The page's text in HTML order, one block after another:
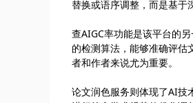
替换或语序调整，而是基于
查AIGC率功能是该平台的
的检测算法，能够准确评估
者和作者来说尤为重要。
论文润色服务则体现了AI技